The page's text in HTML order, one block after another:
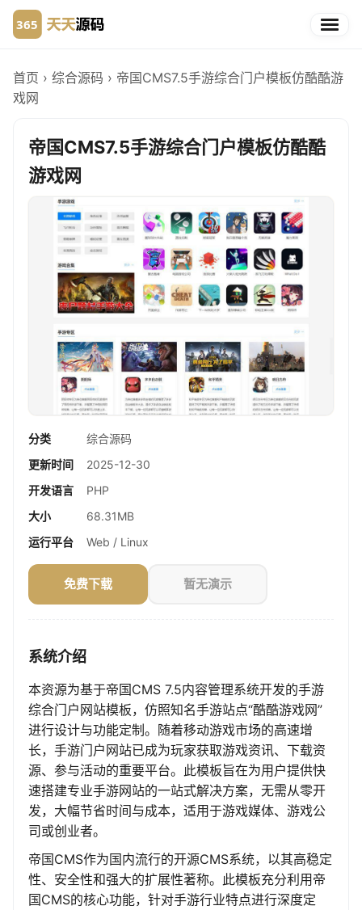
首页 › 综合源码 › 帝国CMS7.5手游综合门户模板仿酷酷游
戏网
帝国CMS7.5手游综合门户模板仿酷酷
游戏网
分类
综合源码
更新时间
2025-12-30
开发语言
PHP
大小
68.31MB
运行平台
Web / Linux
免费下载 暂无演示
系统介绍
本资源为基于帝国CMS 7.5内容管理系统开发的手游
综合门户网站模板，仿照知名手游站点“酷酷游戏网”
进行设计与功能定制。随着移动游戏市场的高速增
长，手游门户网站已成为玩家获取游戏资讯、下载资
源、参与活动的重要平台。此模板旨在为用户提供快
速搭建专业手游网站的一站式解决方案，无需从零开
发，大幅节省时间与成本，适用于游戏媒体、游戏公
司或创业者。
帝国CMS作为国内流行的开源CMS系统，以其高稳定
性、安全性和强大的扩展性著称。此模板充分利用帝
国CMS的核心功能，针对手游行业特点进行深度定